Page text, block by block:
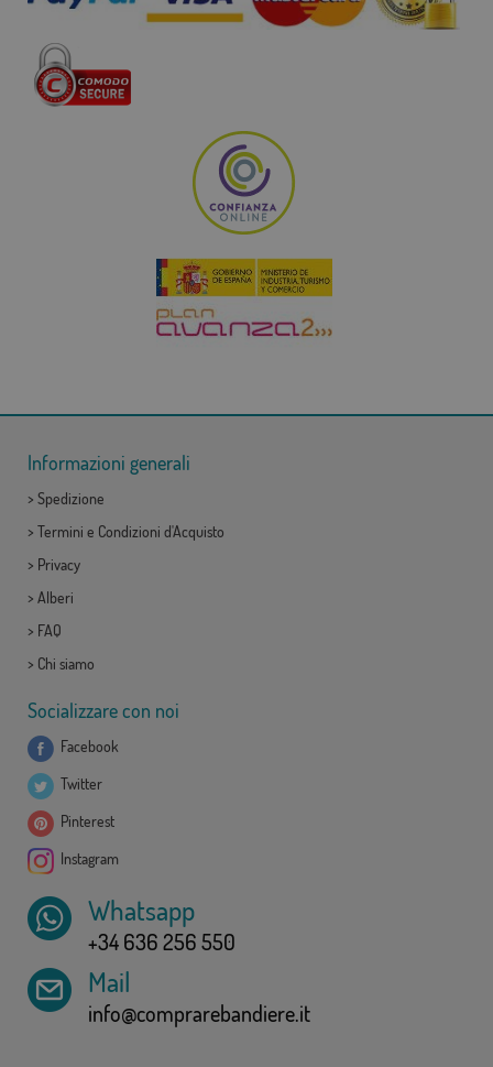
Informazioni generali
> Spedizione
> Termini e Condizioni d'Acquisto
> Privacy
> Alberi
> FAQ
> Chi siamo
Socializzare con noi
Facebook
Twitter
Pinterest
Instagram
Whatsapp
+34 636 256 550
Mail
info@comprarebandiere.it